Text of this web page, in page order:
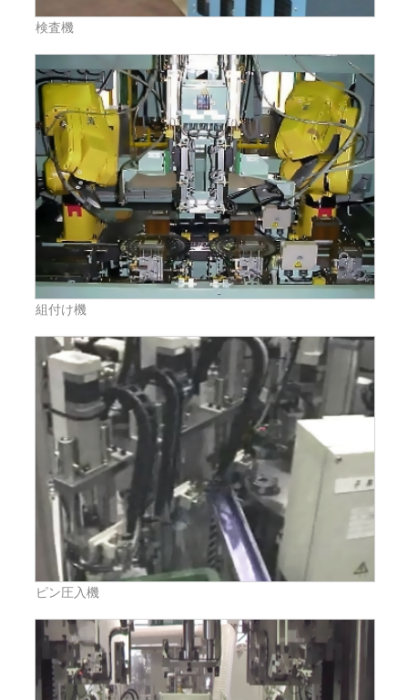
検査機
組付け機
ピン圧入機